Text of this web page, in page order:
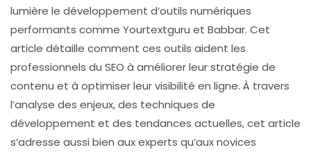
lumière le développement d’outils numériques
performants comme Yourtextguru et Babbar. Cet
article détaille comment ces outils aident les
professionnels du SEO à améliorer leur stratégie de
contenu et à optimiser leur visibilité en ligne. À travers
l’analyse des enjeux, des techniques de
développement et des tendances actuelles, cet article
s’adresse aussi bien aux experts qu’aux novices